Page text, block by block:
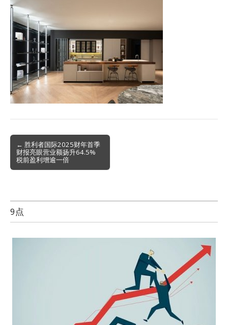
Post
navigation
← 胜利者国际2025财年首季
财报亮眼营业额扬升64.5%
税前盈利增逾一倍
9点